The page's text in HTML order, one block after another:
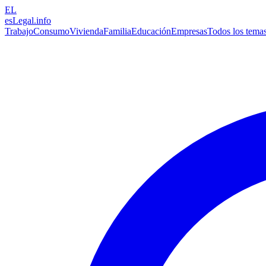
EL
esLegal.info
TrabajoConsumoViviendaFamiliaEducaciónEmpresasTodos los